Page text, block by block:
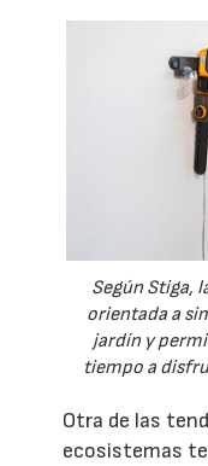
Según Stiga,
orientada a
jardín y
tiempo a
Otra de las
ecosistemas